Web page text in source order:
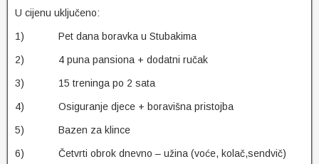
U cijenu uključeno:
1) Pet dana boravka u Stubakima
2) 4 puna pansiona + dodatni ručak
3) 15 treninga po 2 sata
4) Osiguranje djece + boravišna pristojba
5) Bazen za klince
6) Četvrti obrok dnevno – užina (voće, kolač,sendvič)